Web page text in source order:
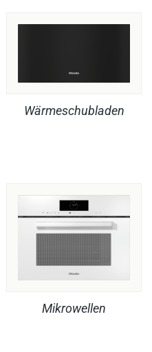
Wärmeschubladen
Mikrowellen